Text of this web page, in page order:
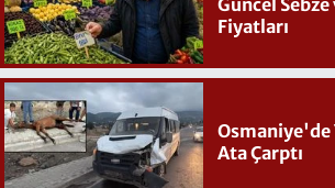
Fiyatları
Osmaniye'de
Ata Çarptı